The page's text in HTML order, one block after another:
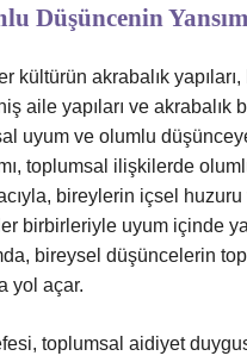
Düşüncenin
kültürün akrabalık
aile yapıları ve akrabalık
uyum ve olumlu
toplumsal ilişkilerde
bireylerin içsel
birbirleriyle uyum içinde
bireysel düşüncelerin
yol açar.
toplumsal aidiyet